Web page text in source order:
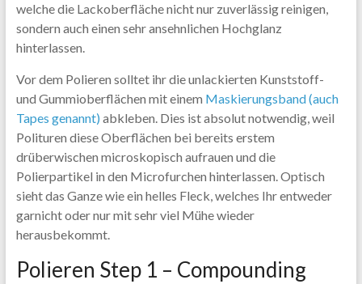
welche die Lackoberfläche nicht nur zuverlässig reinigen,
sondern auch einen sehr ansehnlichen Hochglanz
hinterlassen.
Vor dem Polieren solltet ihr die unlackierten Kunststoff-
und Gummioberflächen mit einem Maskierungsband (auch
Tapes genannt) abkleben. Dies ist absolut notwendig, weil
Polituren diese Oberflächen bei bereits erstem
drüberwischen microskopisch aufrauen und die
Polierpartikel in den Microfurchen hinterlassen. Optisch
sieht das Ganze wie ein helles Fleck, welches Ihr entweder
garnicht oder nur mit sehr viel Mühe wieder
herausbekommt.
Polieren Step 1 – Compounding